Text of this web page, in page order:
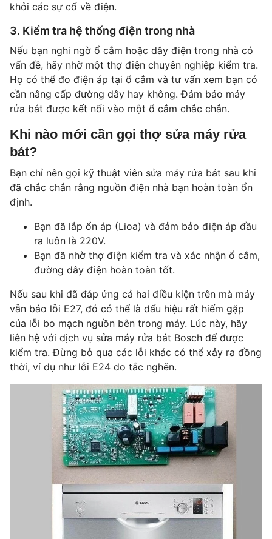
khỏi các sự cố về điện.
3. Kiểm tra hệ thống điện trong nhà
Nếu bạn nghi ngờ ổ cắm hoặc dây điện trong nhà có
vấn đề, hãy nhờ một thợ điện chuyên nghiệp kiểm tra.
Họ có thể đo điện áp tại ổ cắm và tư vấn xem bạn có
cần nâng cấp đường dây hay không. Đảm bảo máy
rửa bát được kết nối vào một ổ cắm chắc chắn.
Khi nào mới cần gọi thợ sửa máy rửa
bát?
Bạn chỉ nên gọi kỹ thuật viên sửa máy rửa bát sau khi
đã chắc chắn rằng nguồn điện nhà bạn hoàn toàn ổn
định.
Bạn đã lắp ổn áp (Lioa) và đảm bảo điện áp đầu
ra luôn là 220V.
Bạn đã nhờ thợ điện kiểm tra và xác nhận ổ cắm,
đường dây điện hoàn toàn tốt.
Nếu sau khi đã đáp ứng cả hai điều kiện trên mà máy
vẫn báo lỗi E27, đó có thể là dấu hiệu rất hiếm gặp
của lỗi bo mạch nguồn bên trong máy. Lúc này, hãy
liên hệ với dịch vụ sửa máy rửa bát Bosch để được
kiểm tra. Đừng bỏ qua các lỗi khác có thể xảy ra đồng
thời, ví dụ như lỗi E24 do tắc nghẽn.